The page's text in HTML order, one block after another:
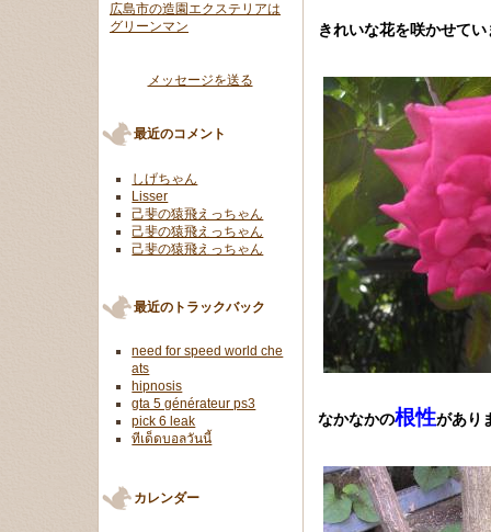
きれいな花を咲かせて
なかなかの根性があり
広島市の造園エクステリアは
グリーンマン
メッセージを送る
最近のコメント
しげちゃん
Lisser
己斐の猿飛えっちゃん
己斐の猿飛えっちゃん
己斐の猿飛えっちゃん
最近のトラックバック
need for speed world che
ats
hipnosis
gta 5 générateur ps3
pick 6 leak
ทีเด็ดบอลวันนี้
カレンダー